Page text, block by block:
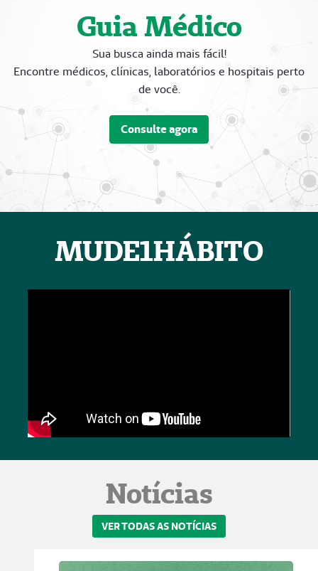
Guia Médico
Sua busca ainda mais fácil!
Encontre médicos, clínicas, laboratórios e hospitais perto
de você.
Consulte agora
MUDE1HÁBITO
Notícias
VER TODAS AS NOTÍCIAS